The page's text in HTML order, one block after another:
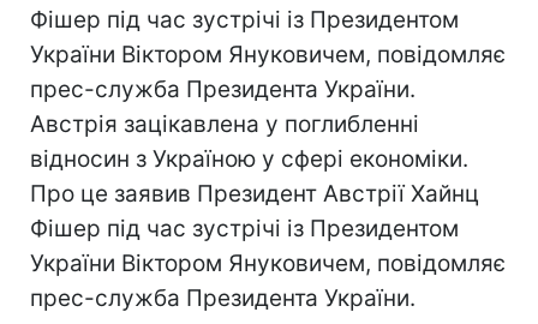
Фішер під час зустрічі із Президентом
України Віктором Януковичем, повідомляє
прес-служба Президента України.
Австрія зацікавлена у поглибленні
відносин з Україною у сфері економіки.
Про це заявив Президент Австрії Хайнц
Фішер під час зустрічі із Президентом
України Віктором Януковичем, повідомляє
прес-служба Президента України.